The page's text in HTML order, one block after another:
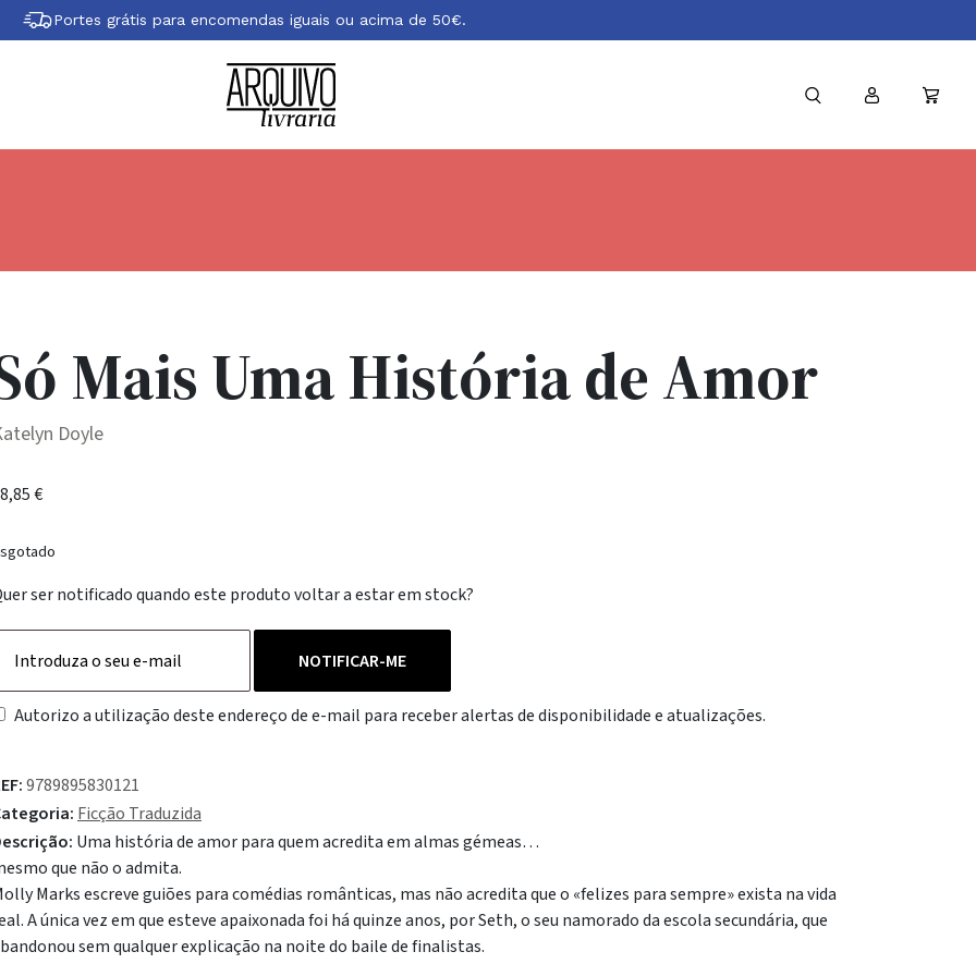
Portes grátis para encomendas iguais ou acima de 50€.
Mais Uma História de Amor
Doyle
€
ser notificado quando este produto voltar a estar em stock?
NOTIFICAR-ME
Autorizo a utilização deste endereço de e-mail para receber alertas de disponibilidade e atualizações.
9789895830121
Ficção Traduzida
Uma história de amor para quem acredita em almas gémeas…
que não o admita.
Marks escreve guiões para comédias românticas, mas não acredita que o «felizes para sempre» exista na vida
A única vez em que esteve apaixonada foi há quinze anos, por Seth, o seu namorado da escola secundária, que
sem qualquer explicação na noite do baile de finalistas.